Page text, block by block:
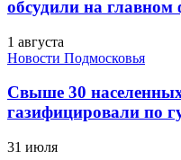
обсудили на
1 августа
Новости Подмосковья
Свыше 30
газифицировали по
31 июля